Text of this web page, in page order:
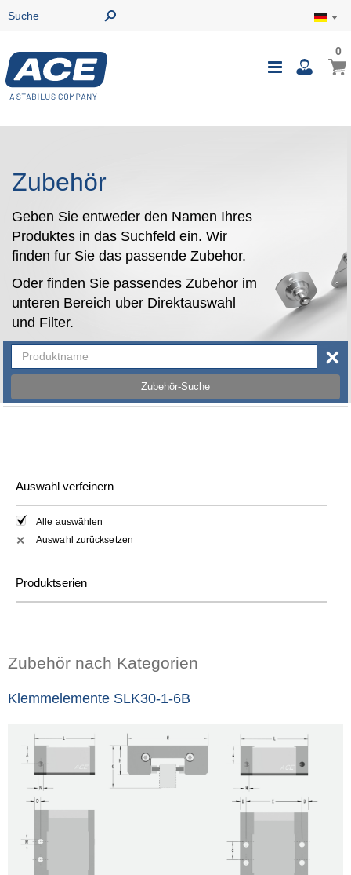
00
Zubehör
Geben Sie entweder den Namen Ihres
Produktes in das Suchfeld ein. Wir
finden fur Sie das passende Zubehor.
Oder finden Sie passendes Zubehor im
unteren Bereich uber Direktauswahl
und Filter.
Zubehör-Suche
×
Auswahl verfeinern
Alle auswählen
✕ Auswahl zurücksetzen
Produktserien
Zubehör nach Kategorien
Klemmelemente SLK30-1-6B